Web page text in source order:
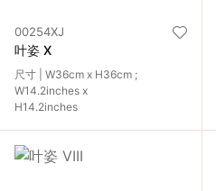
00254XJ
叶姿 X
尺寸 | W36cm x H36cm ;
W14.2inches x
H14.2inches